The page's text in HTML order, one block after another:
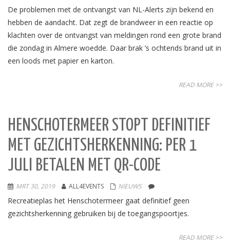
De problemen met de ontvangst van NL-Alerts zijn bekend en
hebben de aandacht. Dat zegt de brandweer in een reactie op
klachten over de ontvangst van meldingen rond een grote brand
die zondag in Almere woedde. Daar brak ’s ochtends brand uit in
een loods met papier en karton.
READ MORE >>
HENSCHOTERMEER STOPT DEFINITIEF
MET GEZICHTSHERKENNING: PER 1
JULI BETALEN MET QR-CODE
MRT 30, 2019 ALL4EVENTS NIEUWS
Recreatieplas het Henschotermeer gaat definitief geen
gezichtsherkenning gebruiken bij de toegangspoortjes.
READ MORE >>